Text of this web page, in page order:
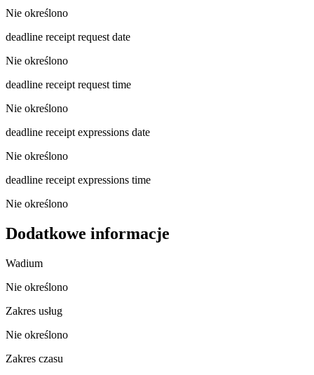
Nie określono
deadline receipt request date
Nie określono
deadline receipt request time
Nie określono
deadline receipt expressions date
Nie określono
deadline receipt expressions time
Nie określono
Dodatkowe informacje
Wadium
Nie określono
Zakres usług
Nie określono
Zakres czasu